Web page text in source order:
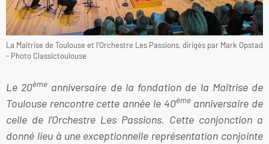
La Maîtrise de Toulouse et l'Orchestre Les Passions, dirigés par Mark Opstad
- Photo Classictoulouse
Le 20ème anniversaire de la fondation de la Maîtrise de
Toulouse rencontre cette année le 40èmeanniversaire de
celle de l’Orchestre Les Passions. Cette conjonction a
donné lieu à une exceptionnelle représentation conjointe